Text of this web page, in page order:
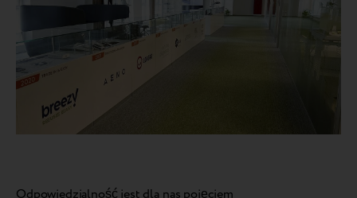
Odpowiedzialność jest dla nas pojęciem